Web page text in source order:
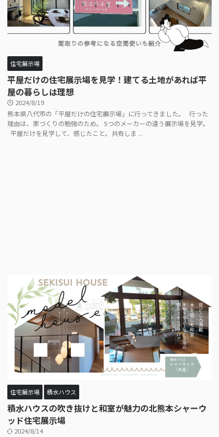
住宅展示場
平屋だけの住宅展示場を見学！建てる土地があれば平
屋の暮らしは理想
2024/8/19
熊本県八代市の「平屋だけの住宅展示場」に行ってきました。 行った
理由は、家づくりの勉強のため。 5つのメーカーの違う展示場を見学。
平屋だけを見学して、感じたこと。共有しま ...
住宅展示場 積水ハウス
積水ハウスの吹き抜けと和室が魅力の北熊本シャーウ
ッド住宅展示場
2024/8/14